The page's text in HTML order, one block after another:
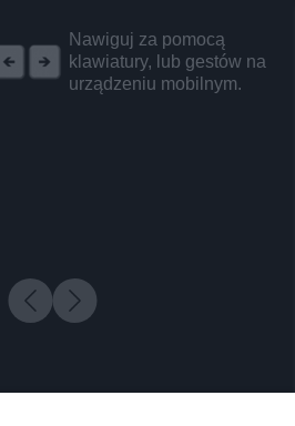
Nawiguj za pomocą
klawiatury, lub gestów na
urządzeniu mobilnym.